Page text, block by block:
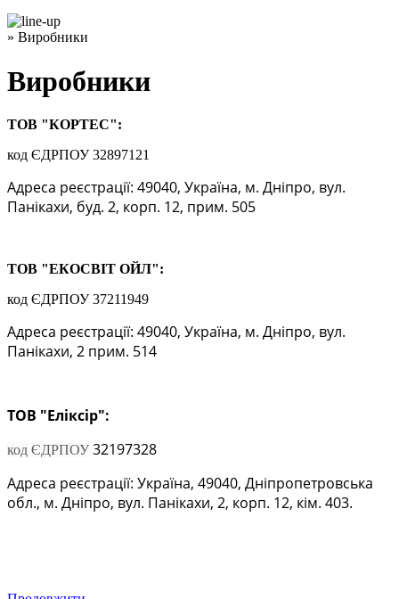
» Виробники
Виробники
ТОВ "КОРТЕС":
код ЄДРПОУ 32897121
Адреса реєстрації: 49040, Україна, м. Дніпро, вул.
Панікахи, буд. 2, корп. 12, прим. 505
ТОВ "ЕКОСВІТ ОЙЛ":
код ЄДРПОУ 37211949
Адреса реєстрації: 49040, Україна, м. Дніпро, вул.
Панікахи, 2 прим. 514
ТОВ "Еліксір":
код ЄДРПОУ32197328
Адреса реєстрації: Україна, 49040, Днiпропетровська
обл., м. Дніпро, вул. Панікахи, 2, корп. 12, кім. 403.